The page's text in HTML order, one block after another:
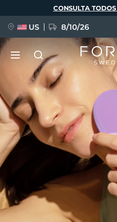
principal
CONSULTA
US 8/10/26
NOVIDADE
FAQ™ Pure Beauty-Tech
BREAKING NEWS
issa™ Teeth Whitening
Idioma
English Deutsch
Français
Italiano
Svenska
Türkçe
简体中文